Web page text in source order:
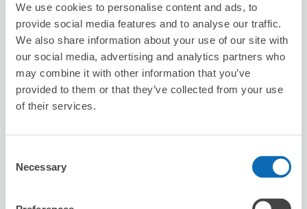
We use cookies to personalise content and ads, to
provide social media features and to analyse our traffic.
We also share information about your use of our site with
our social media, advertising and analytics partners who
may combine it with other information that you’ve
provided to them or that they’ve collected from your use
of their services.
Selection
Necessary
スーツケースサイズ : 30 バッグサイズ:30
空き時間